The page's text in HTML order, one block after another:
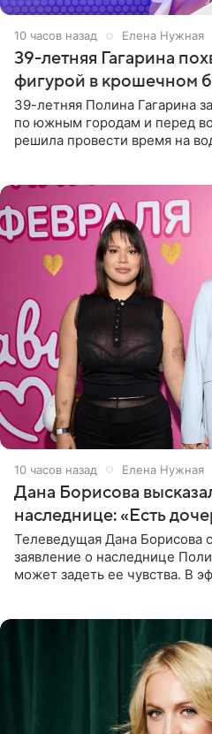
10 часов назад Елена Нужная
39-летняя Гагарина
фигурой в крошечном
39-летняя Полина Гагарина
по южным городам и перед
решила провести время на
10 часов назад Елена Нужная
Дана Борисова
наследнице: «Есть
Телеведущая Дана Борисова
заявление о наследнице
может задеть ее чувства. В